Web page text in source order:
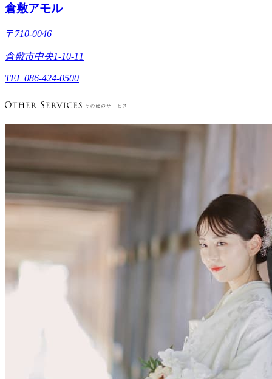
倉敷アモル
〒710-0046
倉敷市中央1-10-11
TEL 086-424-0500